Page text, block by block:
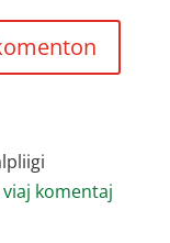
viaj komentaj